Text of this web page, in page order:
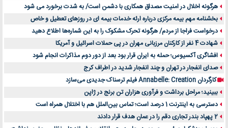
هرگونه اخلال در امنیت مصداق همکاری با دشمن است/ به شدت برخورد می شود
بخشنامه مهم بیمه مرکزی درباره ارئه خدمات بیمه ای در روزهای تعطیل و خاص
درخواست فراجا از مردم/ هرگونه تحرک مشکوک را به این شماره‌ها اطلاع دهید
شهادت 4 نفر از کارکنان مرزبانی مهران در پی حملات اسرائیل و آمریکا
افشاگری آکسیوس؛ حمله به ایران قرار بود بعد از دور دوم مذاکرات انجام شود
صدای انفجار در تهران و چند انفجار شدید در اطراف کرج
کارگردان Annabelle: Creation فیلم ترسناک جدیدی می‌سازد
ببینید؛ مراحل برداشت و فرآوری هزاران تن برنج در ژاپن
دسترسی به اینترنت 1 درصد است؛ تماس بین‌الملل هم با اختلال همراه است
2 پهپاد بندر تجاری دقم را در عمان هدف قرار دادند